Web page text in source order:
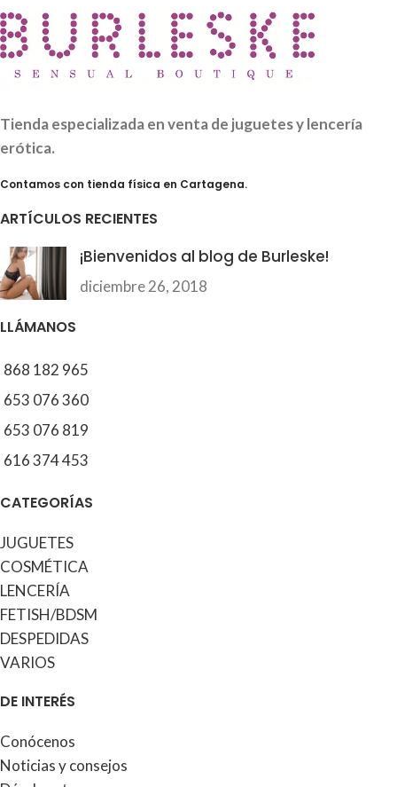
Tienda especializada en venta de juguetes y lencería
erótica.
Contamos con tienda física en Cartagena.
ARTÍCULOS RECIENTES
¡Bienvenidos al blog de Burleske!
diciembre 26, 2018
LLÁMANOS
868 182 965
653 076 360
653 076 819
616 374 453
CATEGORÍAS
JUGUETES
COSMÉTICA
LENCERÍA
FETISH/BDSM
DESPEDIDAS
VARIOS
DE INTERÉS
Conócenos
Noticias y consejos